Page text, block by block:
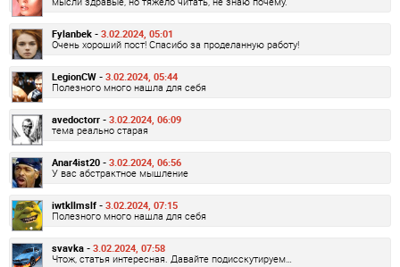
Fylanbek - 3.02.2024, 05:01
Очень хороший пост! Спасибо за проделанную работу!
LegionCW - 3.02.2024, 05:44
Полезного много нашла для себя
avedoctorr - 3.02.2024, 06:09
тема реально старая
Anar4ist20 - 3.02.2024, 06:56
У вас абстрактное мышление
iwtkllmslf - 3.02.2024, 07:15
Полезного много нашла для себя
svavka - 3.02.2024, 07:58
Чтож, статья интересная. Давайте подисскутируем…